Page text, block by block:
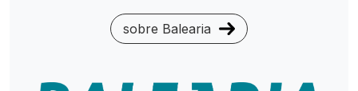
sobre Balearia